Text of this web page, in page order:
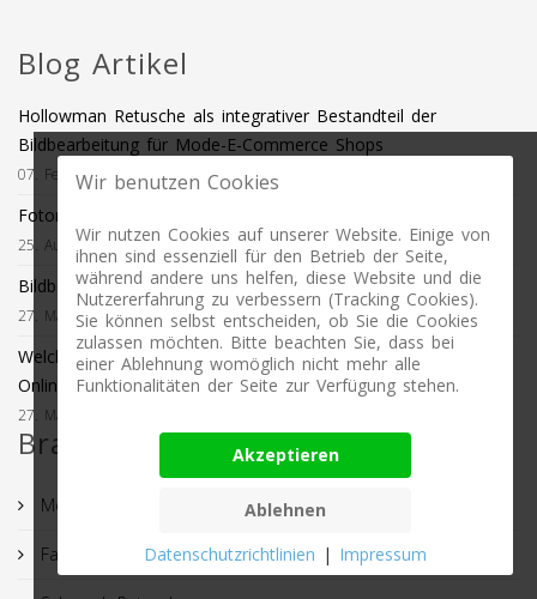
Blog Artikel
Hollowman Retusche als integrativer Bestandteil der
Bildbearbeitung für Mode-E-Commerce Shops
07. Februar 2021
Fotomontagen und High-End Retuschen für Werbefotos
25. August 2020
Bildbearbeitung für Schmuck / Schmuckretusche
27. Mai 2019
Welche Art von Fotografie benötige ich für meinen
Onlineauftritt?
27. Mai 2019
Branchenlösungen
Möbel Retusche
Fashion Retusche
Wir benutzen Cookies
Wir nutzen Cookies auf unserer Website. Einige von
ihnen sind essenziell für den Betrieb der Seite,
während andere uns helfen, diese Website und die
Nutzererfahrung zu verbessern (Tracking Cookies).
Sie können selbst entscheiden, ob Sie die Cookies
zulassen möchten. Bitte beachten Sie, dass bei
einer Ablehnung womöglich nicht mehr alle
Funktionalitäten der Seite zur Verfügung stehen.
Akzeptieren
Ablehnen
Datenschutzrichtlinien | Impressum